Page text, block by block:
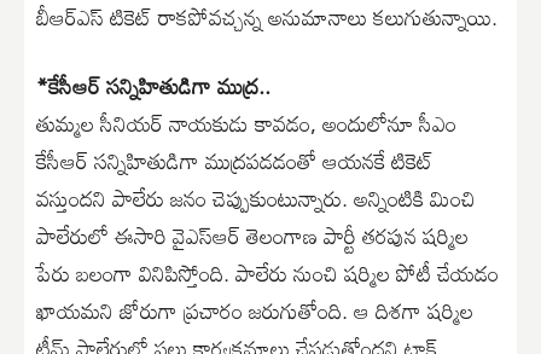
బీఆర్ఎస్ టికెట్ రాకపోవచ్చన్న అనుమానాలు కలుగుతున్నాయి.
*కేసీఆర్ సన్నిహితుడిగా ముద్ర..
తుమ్మల సీనియర్ నాయకుడు కావడం, అందులోనూ సీఎం
కేసీఆర్ సన్నిహితుడిగా ముద్రపడడంతో ఆయనకే టికెట్
వస్తుందని పాలేరు జనం చెప్పుకుంటున్నారు. అన్నింటికి మించి
పాలేరులో ఈసారి వైఎస్ఆర్ తెలంగాణ పార్టీ తరపున షర్మిల
పేరు బలంగా వినిపిస్తోంది. పాలేరు నుంచి షర్మిల పోటీ చేయడం
ఖాయమని జోరుగా ప్రచారం జరుగుతోంది. ఆ దిశగా షర్మిల